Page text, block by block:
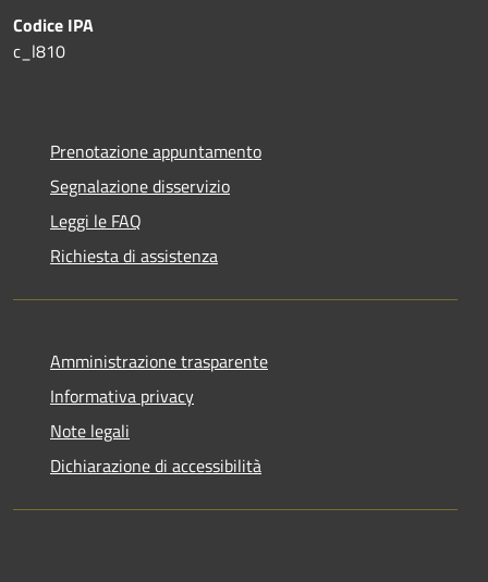
Codice IPA
c_l810
Prenotazione appuntamento
Segnalazione disservizio
Leggi le FAQ
Richiesta di assistenza
Amministrazione trasparente
Informativa privacy
Note legali
Dichiarazione di accessibilità